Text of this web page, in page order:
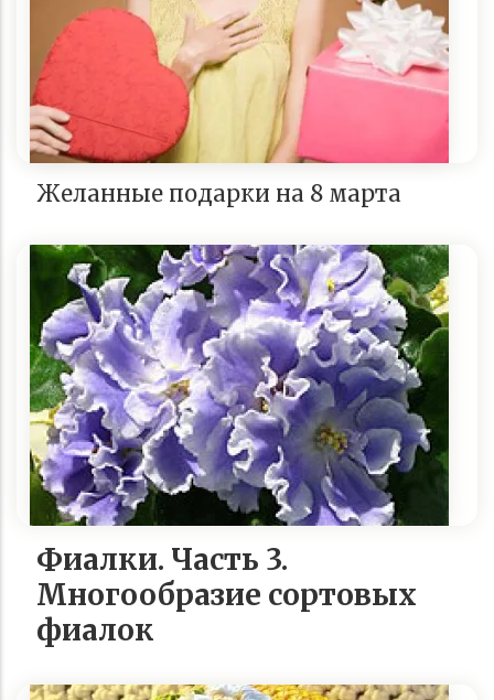
Желанные подарки на 8 марта
Фиалки. Часть 3.
Многообразие сортовых
фиалок